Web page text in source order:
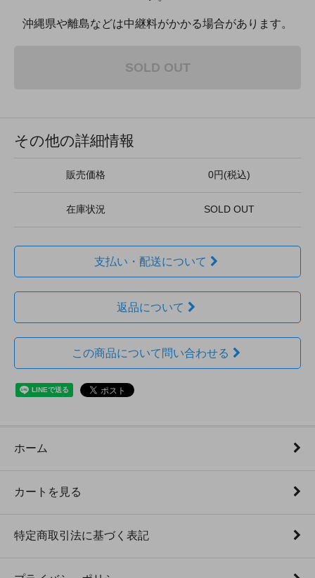
沖縄県や離島などは中継料がかかる場合があります。
SOLD OUT
その他の詳細情報
販売価格 0円(税込)
在庫状況 SOLD OUT
支払い・配送について
返品について
この商品について問い合わせる
ホーム
カートを見る
特定商取引法に基づく表記